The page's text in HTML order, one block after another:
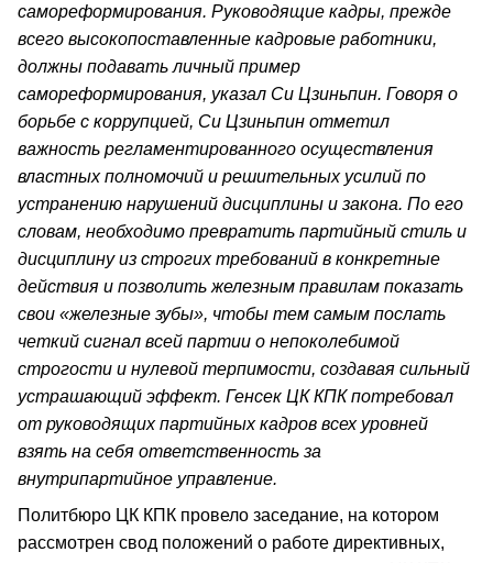
самореформирования. Руководящие кадры, прежде
всего высокопоставленные кадровые работники,
должны подавать личный пример
самореформирования, указал Си Цзиньпин. Говоря о
борьбе с коррупцией, Си Цзиньпин отметил
важность регламентированного осуществления
властных полномочий и решительных усилий по
устранению нарушений дисциплины и закона. По его
словам, необходимо превратить партийный стиль и
дисциплину из строгих требований в конкретные
действия и позволить железным правилам показать
свои «железные зубы», чтобы тем самым послать
четкий сигнал всей партии о непоколебимой
строгости и нулевой терпимости, создавая сильный
устрашающий эффект. Генсек ЦК КПК потребовал
от руководящих партийных кадров всех уровней
взять на себя ответственность за
внутрипартийное управление.
Политбюро ЦК КПК провело заседание, на котором
рассмотрен свод положений о работе директивных,